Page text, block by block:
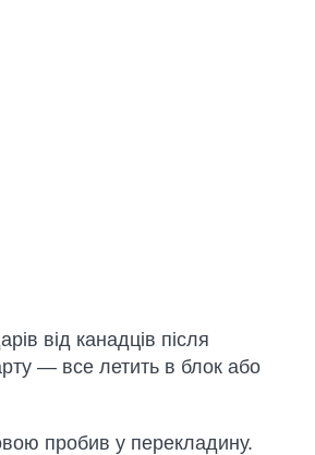
від канадців після
— все летить в блок або
пробив у перекладину.